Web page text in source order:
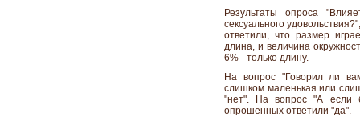
Результаты опроса
сексуального
ответили, что размер
длина, и величина
6% - только длину.
На вопрос "Говорил ли
слишком маленькая или
"нет". На вопрос "А если
опрошенных ответили "да".